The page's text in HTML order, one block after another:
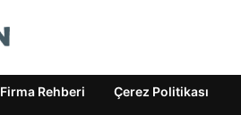
Firma Rehberi Çerez Politikası